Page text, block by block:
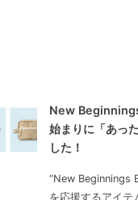
New
始まりに「あっ
した！
“New Beginnings
を応援するアイテ